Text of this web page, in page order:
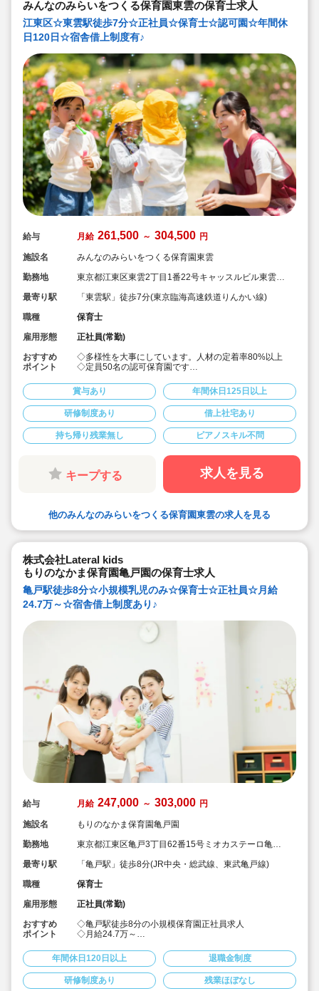
みんなのみらいをつくる保育園東雲の保育士求人
江東区☆東雲駅徒歩7分☆正社員☆保育士☆認可園☆年間休
日120日☆宿舎借上制度有♪
給与 月給 261,500 ～ 304,500 円
施設名
みんなのみらいをつくる保育園東雲
勤務地
東京都江東区東雲2丁目1番22号キャッスルビル東雲
最寄り駅
「東雲駅」徒歩7分(東京臨海高速鉄道りんかい線)
職種
保育士
雇用形態
正社員(常勤)
おすすめ
ポイント
◇多様性を大事にしています。人材の定着率80%以上
◇定員50名の認可保育園です
◇保育スタッフとして各園で勤務後、新園立ち上げ時に
園長や主任、本部スタッフなどキャリアアップも可能で
す！
◇社員寮や引越し準備金の支給もありますので、上京希
望の方もぜひご応募ください！
◇残業時間は4～10時間以内/月です（残業代支給あり）
◇ICTシステムの導入など、パソコンを使用し、業務時間
内で効率的に仕事に取り組めるよう工夫しています
◇職員配置も工夫しています（土曜出勤や研修受講の代
休取得などを想定し職員を配置しています
◇育休取得率100％です（男性職員も育休を取得できる
賞与あり 年間休日125日以上
研修制度あり 借上社宅あり
持ち帰り残業無し ピアノスキル不問
キープする 求人を見る
他のみんなのみらいをつくる保育園東雲の求人を見る
株式会社Lateral kids
もりのなかま保育園亀戸園の保育士求人
亀戸駅徒歩8分☆小規模乳児のみ☆保育士☆正社員☆月給
24.7万～☆宿舎借上制度あり♪
給与 月給 247,000 ～ 303,000 円
施設名
もりのなかま保育園亀戸園
勤務地
東京都江東区亀戸3丁目62番15号ミオカステーロ亀戸
最寄り駅
「亀戸駅」徒歩8分(JR中央・総武線、東武亀戸線)
職種
保育士
雇用形態
正社員(常勤)
おすすめ
ポイント
◇亀戸駅徒歩8分の小規模保育園正社員求人
◇月給24.7万～
◇宿舎借り上げ制度利用可でペット可能物件等もOK♪
◇19名定員、乳児のみの保育園ですので、お子様一人ひ
とり関わることができます♪
年間休日120日以上 退職金制度
研修制度あり 残業ほぼなし